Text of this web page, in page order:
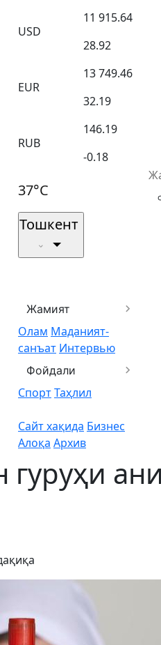
USD
11 915.64
28.92
EUR
13 749.46
32.19
RUB
146.19
-0.18
37°C
Тошкент
Жамият
Олам Маданият-
санъат Интервью
Фойдали
СпортТаҳлил
Сайт хақида Бизнес
Алоқа Архив
гуруҳи